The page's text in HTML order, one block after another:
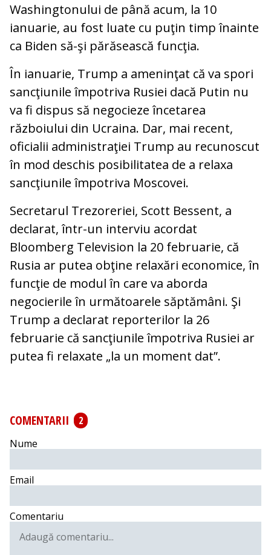
Washingtonului de până acum, la 10
ianuarie, au fost luate cu puţin timp înainte
ca Biden să-şi părăsească funcţia.
În ianuarie, Trump a ameninţat că va spori
sancţiunile împotriva Rusiei dacă Putin nu
va fi dispus să negocieze încetarea
războiului din Ucraina. Dar, mai recent,
oficialii administraţiei Trump au recunoscut
în mod deschis posibilitatea de a relaxa
sancţiunile împotriva Moscovei.
Secretarul Trezoreriei, Scott Bessent, a
declarat, într-un interviu acordat
Bloomberg Television la 20 februarie, că
Rusia ar putea obţine relaxări economice, în
funcţie de modul în care va aborda
negocierile în următoarele săptămâni. Şi
Trump a declarat reporterilor la 26
februarie că sancţiunile împotriva Rusiei ar
putea fi relaxate „la un moment dat”.
COMENTARII
2
Nume
Email
Comentariu